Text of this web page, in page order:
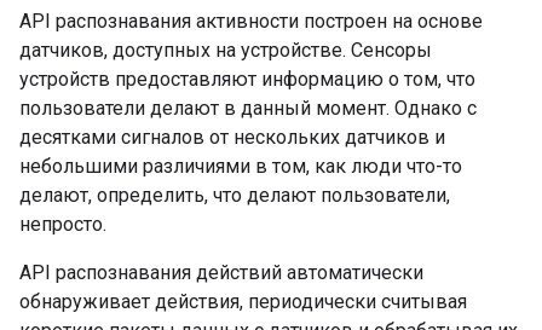
API распознавания активности построен на основе
датчиков, доступных на устройстве. Сенсоры
устройств предоставляют информацию о том, что
пользователи делают в данный момент. Однако с
десятками сигналов от нескольких датчиков и
небольшими различиями в том, как люди что-то
делают, определить, что делают пользователи,
непросто.
API распознавания действий автоматически
обнаруживает действия, периодически считывая